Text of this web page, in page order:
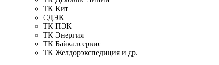
ТК Кит
СДЭК
ТК ПЭК
ТК Энергия
ТК Байкалсервис
ТК Желдорэкспедиция и др.